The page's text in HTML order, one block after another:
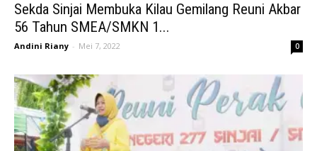
Sekda Sinjai Membuka Kilau Gemilang Reuni Akbar
56 Tahun SMEA/SMKN 1...
Andini Riany - Mei 7, 2022 0